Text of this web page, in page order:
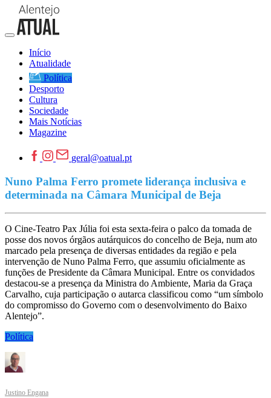
Início
Atualidade
Política
Desporto
Cultura
Sociedade
Mais Notícias
Magazine
geral@oatual.pt
Nuno Palma Ferro promete liderança inclusiva e
determinada na Câmara Municipal de Beja
O Cine-Teatro Pax Júlia foi esta sexta-feira o palco da tomada de
posse dos novos órgãos autárquicos do concelho de Beja, num ato
marcado pela presença de diversas entidades da região e pela
intervenção de Nuno Palma Ferro, que assumiu oficialmente as
funções de Presidente da Câmara Municipal. Entre os convidados
destacou-se a presença da Ministra do Ambiente, Maria da Graça
Carvalho, cuja participação o autarca classificou como “um símbolo
do compromisso do Governo com o desenvolvimento do Baixo
Alentejo”.
Política
Justino Engana